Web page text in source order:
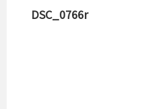
DSC_0766r